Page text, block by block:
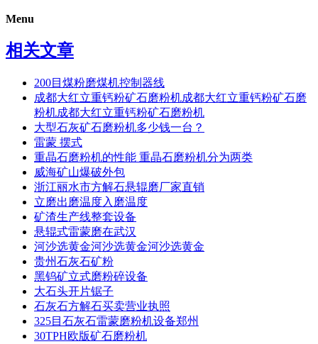
Menu
相关文章
200目煤粉磨煤机控制器线
成都大红立重钙粉矿石磨粉机成都大红立重钙粉矿石磨
粉机成都大红立重钙粉矿石磨粉机
大型石灰矿石磨粉机多少钱一台？
雷蒙 摆式
重晶石磨粉机的性能 重晶石磨粉机分为两类
威海矿山爆破外包
浙江丽水市方解石悬辊磨厂家直销
立磨出磨温度入磨温度
矿渣生产线整套设备
悬辊式雷蒙磨在武汉
河沙选黄金河沙选黄金河沙选黄金
贵州石灰石矿粉
黑钨矿立式磨粉碎设备
大石头开片锯子
石灰石方解石买卖营业执照
325目石灰石雷蒙磨粉机设备郑州
30TPH欧版矿石磨粉机